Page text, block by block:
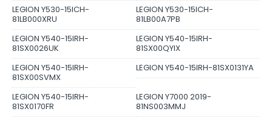
LEGION Y530-15ICH-
81LB000XRU
LEGION Y530-15ICH-
81LB00A7PB
LEGION Y540-15IRH-
81SX0026UK
LEGION Y540-15IRH-
81SX00QYIX
LEGION Y540-15IRH-
81SX00SVMX
LEGION Y540-15IRH-81SX0131YA
LEGION Y540-15IRH-
81SX0170FR
LEGION Y7000 2019-
81NS003MMJ